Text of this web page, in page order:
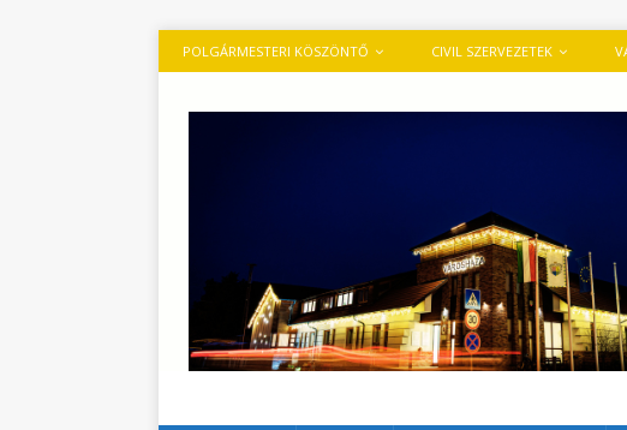
POLGÁRMESTERI KÖSZÖNTŐ CIVIL SZERVEZETEK